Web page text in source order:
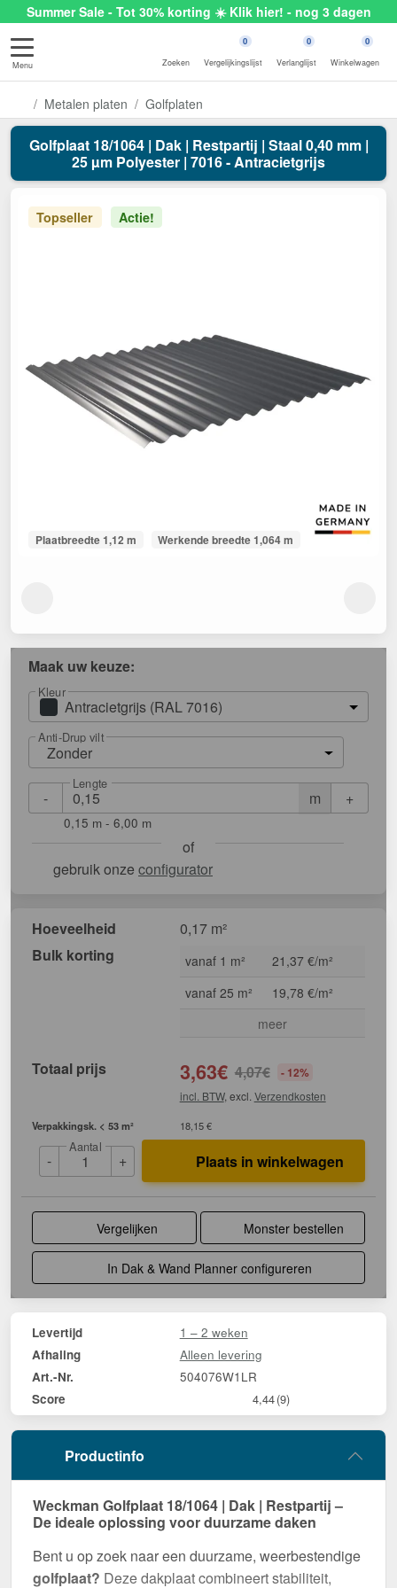
Summer Sale - Tot 30% korting ☀️ Klik hier! - nog 3 dagen
Menu Zoeken
0
Vergelijkingslijst
0
Verlanglijst
0
Winkelwagen
Metalen platen Golfplaten
Golfplaat 18/1064 | Dak | Restpartij | Staal 0,40 mm |
25 µm Polyester | 7016 - Antracietgrijs
Topseller Actie!
Plaatbreedte 1,12 m Werkende breedte 1,064 m
Maak uw keuze:
Kleur
Antracietgrijs (RAL 7016)
Anti-Drup vilt
Zonder
- m
Lengte
+
0,15 m - 6,00 m
of
gebruik onze configurator
Hoeveelheid
0,17 m²
Bulk korting
vanaf 1 m²
21,37 €/m²
vanaf 25 m²
19,78 €/m²
meer
Totaal prijs 3,63€ 4,07€ - 12%
incl. BTW, excl. Verzendkosten
Verpakkingsk. < 53 m² 18,15 €
-
Aantal
+ Plaats in winkelwagen
Vergelijken Monster bestellen
In Dak & Wand Planner configureren
Levertijd 1 – 2 weken
Afhaling Alleen levering
Art.-Nr. 504076W1LR
Score 4,44(9)
Productinfo
Weckman Golfplaat 18/1064 | Dak | Restpartij –
De ideale oplossing voor duurzame daken
Bent u op zoek naar een duurzame, weerbestendige
golfplaat? Deze dakplaat combineert stabiliteit,